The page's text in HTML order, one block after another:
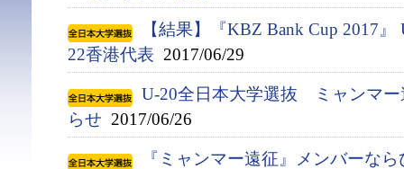
【結果】『KBZ Bank Cup 2017
22香港代表 2017/06/29
U-20全日本大学選抜 ミャンマ
らせ 2017/06/26
『ミャンマー遠征』メンバーな